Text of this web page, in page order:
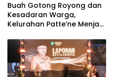
Buah Gotong Royong dan
Kesadaran Warga,
Kelurahan Patte’ne Menjadi
2026